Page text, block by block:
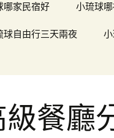
哪家民宿好 小琉球
球自由行三天兩夜
級餐廳